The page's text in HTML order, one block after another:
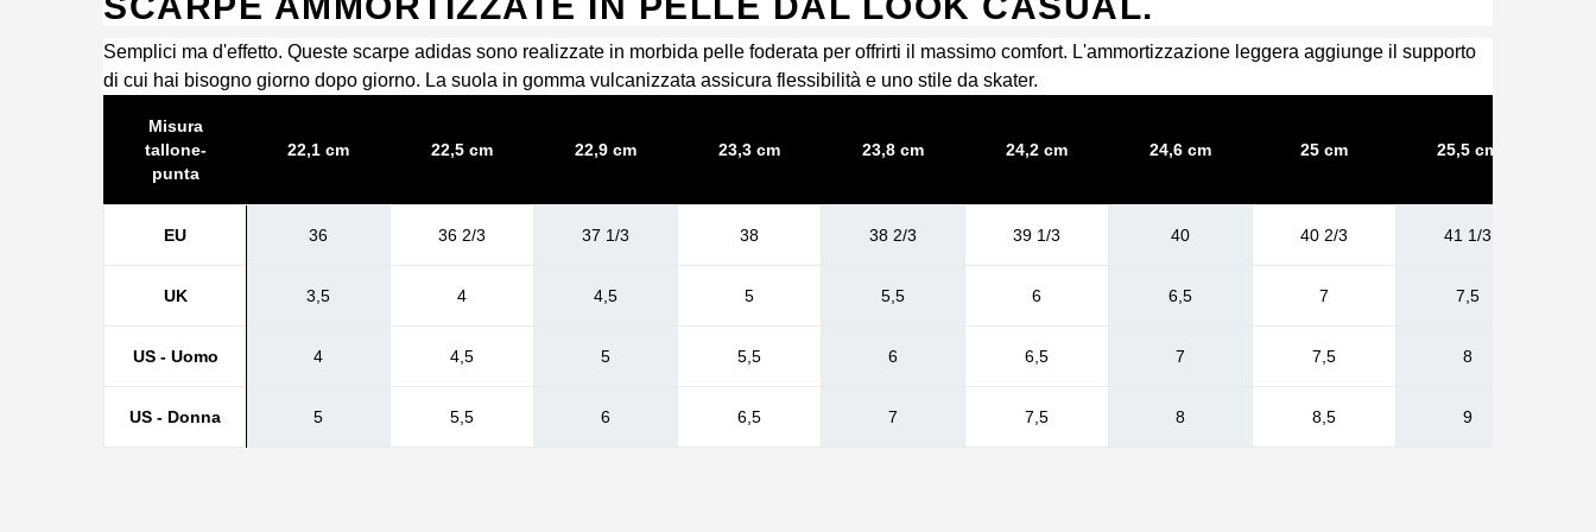
Semplici ma d'effetto. Queste scarpe adidas sono realizzate in morbida pelle foderata per offrirti il massimo comfort. L'ammortizzazione leggera aggiunge il supporto
di cui hai bisogno giorno dopo giorno. La suola in gomma vulcanizzata assicura flessibilità e uno stile da skater.
Misura
tallone-
punta
22,1 cm 22,5 cm 22,9 cm 23,3 cm 23,8 cm 24,2 cm 24,6 cm 25 cm 25,5 cm
EU 36 36 2/3 37 1/3 38 38 2/3 39 1/3 40 40 2/3 41 1/3
UK 3,5 4 4,5 5 5,5 6 6,5 7 7,5
US - Uomo 4 4,5 5 5,5 6 6,5 7 7,5 8
US - Donna 5 5,5 6 6,5 7 7,5 8 8,5 9